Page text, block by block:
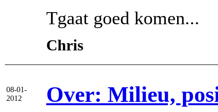
Tgaat goed komen...
Chris
08-01-
2012
Over: Milieu,